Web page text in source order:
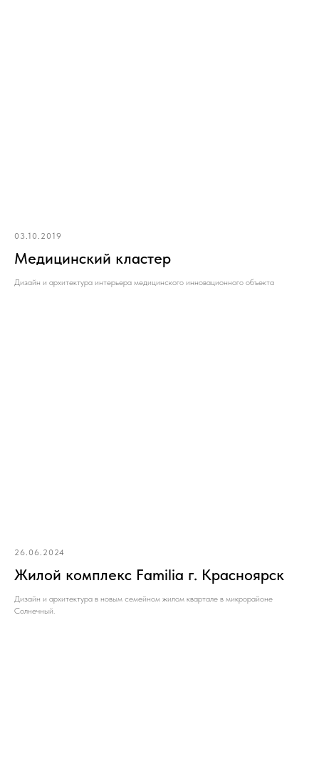
03.10.2019
Медицинский кластер
Дизайн и архитектура интерьера медицинского инновационного объекта
26.06.2024
Жилой комплекс Familia г. Красноярск
Дизайн и архитектура в новым семейном жилом квартале в микрорайоне
Солнечный.